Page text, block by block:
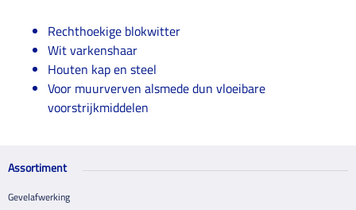
Rechthoekige blokwitter
Wit varkenshaar
Houten kap en steel
Voor muurverven alsmede dun vloeibare
voorstrijkmiddelen
Assortiment
Gevelafwerking